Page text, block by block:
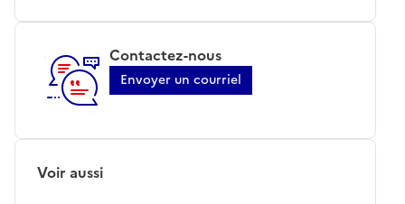
Contactez-nous
Envoyer un courriel
Voir aussi